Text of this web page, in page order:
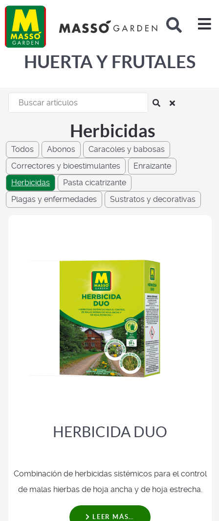
Buscar
HUERTA Y FRUTALES
Herbicidas
Todos Abonos
Caracoles y babosas
Correctores y bioestimulantes
Enraizante
Herbicidas
Pasta cicatrizante
Plagas y enfermedades
Sustratos y decorativas
HERBICIDA DUO
Combinación de herbicidas sistémicos para el control
de malas hierbas de hoja ancha y de hoja estrecha.
LEER MÁS…